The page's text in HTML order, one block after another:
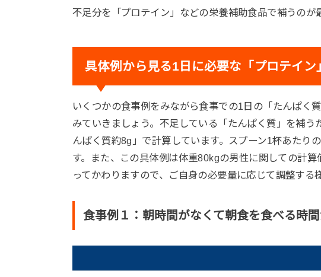
不足分を「プロテイン」などの栄養補助食品で補うのが
具体例から見る1日に必要な「プロテイン
いくつかの食事例をみながら食事での1日の「たんぱく
みていきましょう。不足している「たんぱく質」を補
んぱく質約8g」で計算しています。スプーン1杯あたり
す。また、この具体例は体重80kgの男性に関しての計
ってかわりますので、ご自身の必要量に応じて調整する
食事例１：朝時間がなくて朝食を食べる時